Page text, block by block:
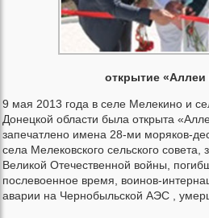
открытие «Аллеи
9 мая 2013 года в селе Мелекино и
Донецкой области была открыта
запечатлено имена 28-ми моряков-
села Мелековского сельского совета,
Великой Отечественной войны,
послевоенное время, воинов-
аварии на Чернобыльской АЭС ,